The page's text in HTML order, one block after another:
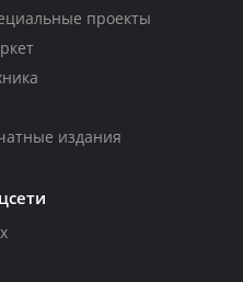
проекты
издания